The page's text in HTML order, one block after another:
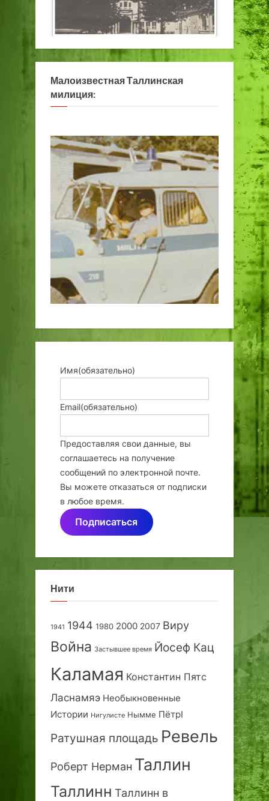
Малоизвестная Таллинская
милиция:
Имя(обязательно)
Email(обязательно)
Предоставляя свои данные, вы
соглашаетесь на получение
сообщений по электронной почте.
Вы можете отказаться от подписки
в любое время.
Подписаться
Нити
1941 1944 1980 2000 2007 Виру
Война Застывшее время Йосеф Кац
Каламая Константин Пятс
Ласнамяэ Необыкновенные
Истории Нигулисте Нымме ПётрI
Ратушная площадь Ревель
Роберт Нерман Таллин
Таллинн Таллинн в